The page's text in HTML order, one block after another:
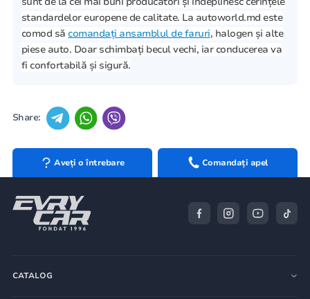
standardelor europene de calitate. La autoworld.md este
comod să comandați ansamblul de faruri, halogen și alte
piese auto. Doar schimbați becul vechi, iar conducerea va
fi confortabilă și sigură.
Share:
Aveți o întrebare Comandați apel
CATALOG